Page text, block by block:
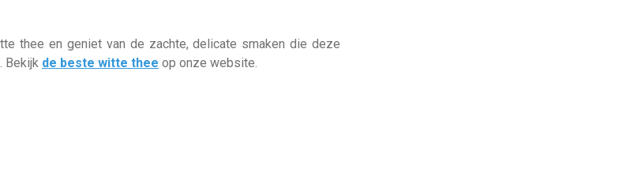
thee en geniet van de zachte, delicate smaken die deze
Bekijk de beste witte thee op onze website.